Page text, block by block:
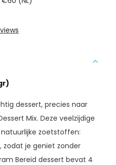
dessert, precies naar
Mix. Deze veelzijdige
zoetstoffen:
zodat je geniet zonder
Bereid dessert bevat 4